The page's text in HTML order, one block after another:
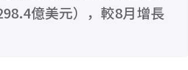
億美元），較8月增長